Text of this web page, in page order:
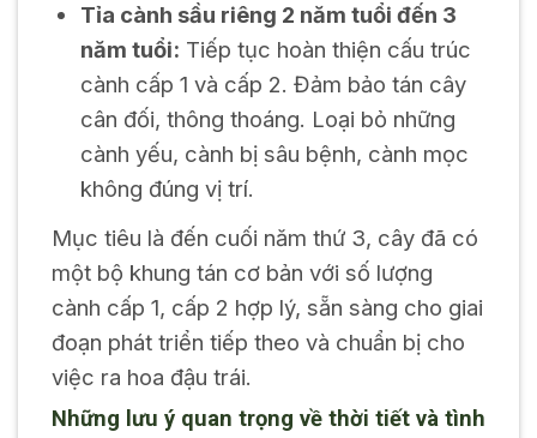
Tỉa cành sầu riêng 2 năm tuổi đến 3
năm tuổi: Tiếp tục hoàn thiện cấu trúc
cành cấp 1 và cấp 2. Đảm bảo tán cây
cân đối, thông thoáng. Loại bỏ những
cành yếu, cành bị sâu bệnh, cành mọc
không đúng vị trí.
Mục tiêu là đến cuối năm thứ 3, cây đã có
một bộ khung tán cơ bản với số lượng
cành cấp 1, cấp 2 hợp lý, sẵn sàng cho giai
đoạn phát triển tiếp theo và chuẩn bị cho
việc ra hoa đậu trái.
Những lưu ý quan trọng về thời tiết và tình